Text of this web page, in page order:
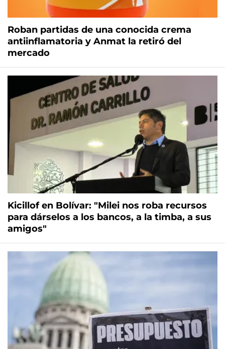
Roban partidas de una conocida crema
antiinflamatoria y Anmat la retiró del
mercado
Kicillof en Bolívar: "Milei nos roba recursos
para dárselos a los bancos, a la timba, a sus
amigos"